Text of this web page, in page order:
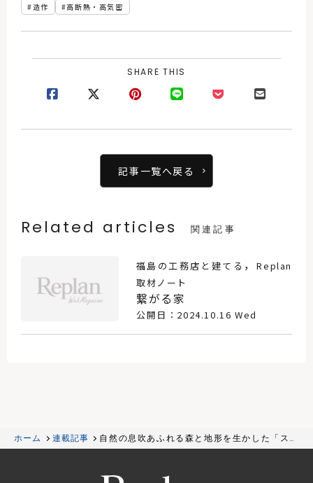
造作
高断熱・高気密
SHARE THIS
記事一覧へ戻る
Related articles 関連記事
福島の工務店と建てる ，Replan
取材ノート
繋がる家
公開日：2024.10.16 Wed
ホーム 連載記事
自然の息吹あふれる森と地形を生かした「スキ
ップフロア」の家